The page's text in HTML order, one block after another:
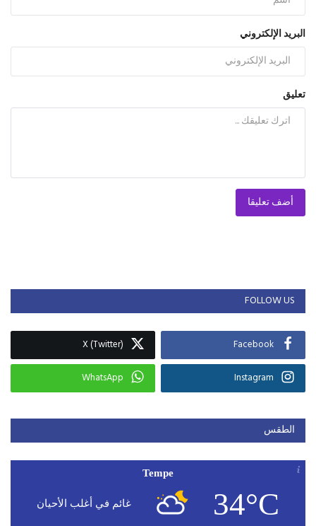
البريد الإلكتروني
تعليق
أضف تعليقا
FOLLOW US
Facebook
X (Twitter)
Instagram
WhatsApp
الطقس
Tempe
34°C غائم في أغلب الأحيان